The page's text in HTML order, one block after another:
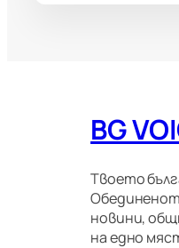
BG
Твоето
новини,
на едно